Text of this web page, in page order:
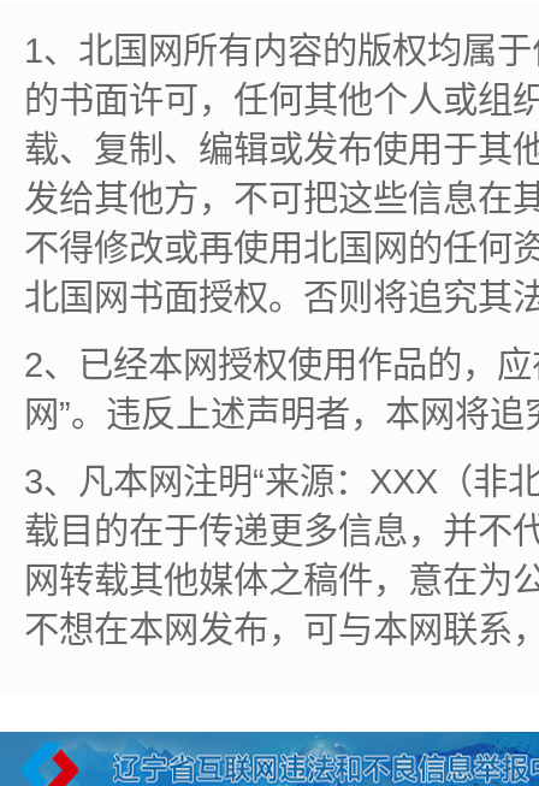
1、北国网所有内容的版权均属
的书面许可，任何其他个人或组
载、复制、编辑或发布使用于其
发给其他方，不可把这些信息在
不得修改或再使用北国网的任何
北国网书面授权。否则将追究其
2、已经本网授权使用作品的，
网”。违反上述声明者，本网将
3、凡本网注明“来源：XXX（非
载目的在于传递更多信息，并不
网转载其他媒体之稿件，意在为
不想在本网发布，可与本网联系